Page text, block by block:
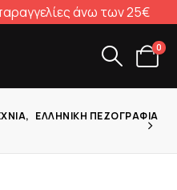
άνω των 25€
0
, ΕΛΛΗΝΙΚΉ ΠΕΖΟΓΡΑΦΊΑ